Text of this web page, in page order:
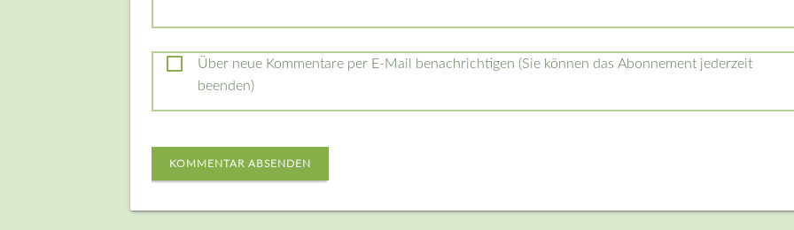
Über neue Kommentare per E-Mail benachrichtigen (Sie können das Abonnement jederzeit
beenden)
KOMMENTAR ABSENDEN